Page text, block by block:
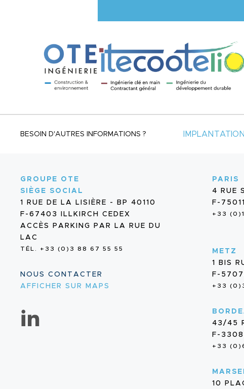
BESOIN D'AUTRES INFORMATIONS ?
GROUPE OTE
SIÈGE SOCIAL
1 RUE DE LA LISIÈRE - BP 40110
F-67403 ILLKIRCH CEDEX
ACCÈS PARKING PAR LA RUE DU
LAC
TÉL. +33 (0)3 88 67 55 55
NOUS CONTACTER
AFFICHER SUR MAPS
PARIS
4 RUE
F-
+33
METZ
1 BIS
F-
+33
43/45
F-
+33
10